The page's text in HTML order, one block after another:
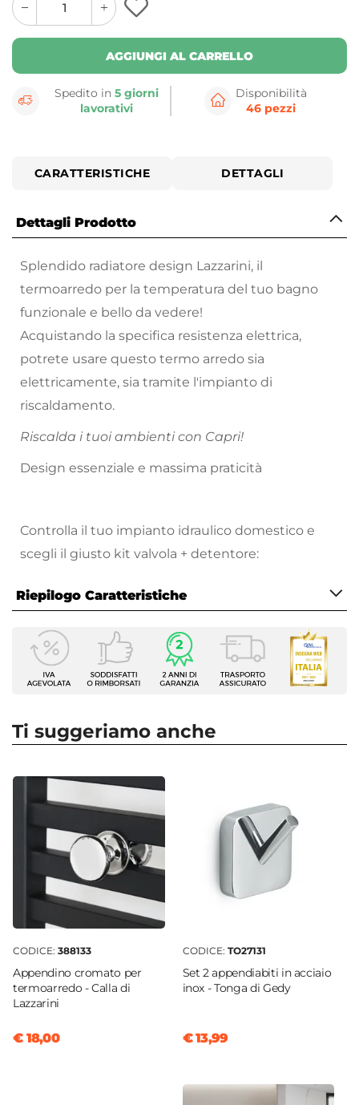
quantity
button
quantity
minus
button
AGGIUNGI AL CARRELLO
Spedito in5 giorni
lavorativi
Disponibilità
46 pezzi
CARATTERISTICHE DETTAGLI
Dettagli Prodotto
Splendido radiatore design Lazzarini, il
termoarredo per la temperatura del tuo bagno
funzionale e bello da vedere!
Acquistando la specifica resistenza elettrica,
potrete usare questo termo arredo sia
elettricamente, sia tramite l'impianto di
riscaldamento.
Riscalda i tuoi ambienti con Capri!
Design essenziale e massima praticità
Controlla il tuo impianto idraulico domestico e
scegli il giusto kit valvola + detentore:
Ecco le tipologie di impianto più diffuse e i link ai
relativimodelli compatibili:
Tubi in rame da 10 mm
Tubi in rame da 12 mm
Tubi in rame da 14 mm
Tubi in multistrato da 16x2,25 mm
Riepilogo Caratteristiche
Caratteristiche
Tipologia
Termoarredo idraulico|Termoarredo elettrico
Larghezza
170,3 cm
Profondità
10 cm
Interasse
45 cm
Installazione
Piatto
Numero Tubi
Forma Tubi
Ti suggeriamo anche
CODICE: 388133
Appendino cromato per
termoarredo - Calla di
Lazzarini
€ 18,00
CODICE: TO27131
Set 2 appendiabiti in acciaio
inox - Tonga di Gedy
€ 13,99